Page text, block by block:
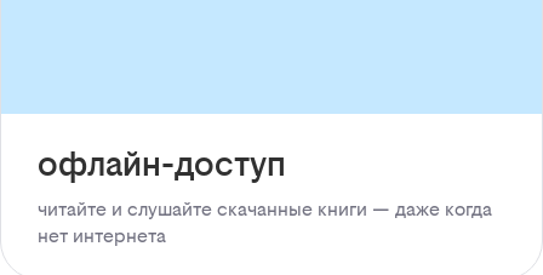
офлайн-доступ
читайте и слушайте скачанные книги — даже когда
нет интернета